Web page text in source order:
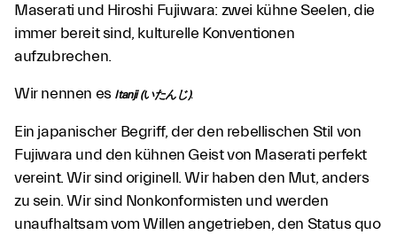
Maserati und Hiroshi Fujiwara: zwei kühne Seelen, die
immer bereit sind, kulturelle Konventionen
aufzubrechen.
Wir nennen es Itanji (いたんじ).
Ein japanischer Begriff, der den rebellischen Stil von
Fujiwara und den kühnen Geist von Maserati perfekt
vereint. Wir sind originell. Wir haben den Mut, anders
zu sein. Wir sind Nonkonformisten und werden
unaufhaltsam vom Willen angetrieben, den Status quo